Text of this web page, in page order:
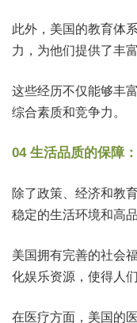
此外，美国的教育体
力，为他们提供了丰
这些经历不仅能够丰
综合素质和竞争力。
04 生活品质的保障
除了政策、经济和教
稳定的生活环境和高
美国拥有完善的社会
化娱乐资源，使得人
在医疗方面，美国的